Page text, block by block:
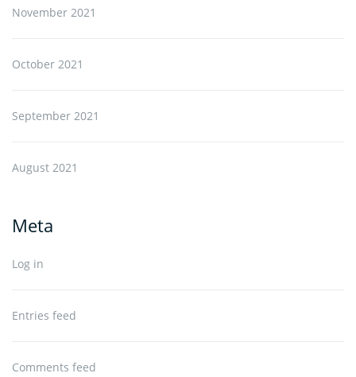
November 2021
October 2021
September 2021
August 2021
Meta
Log in
Entries feed
Comments feed